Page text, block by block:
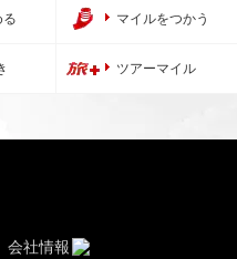
る マイルをつかう
ツアーマイル
会社情報